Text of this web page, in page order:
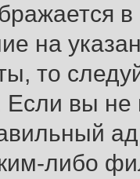
на
то
вы
либо